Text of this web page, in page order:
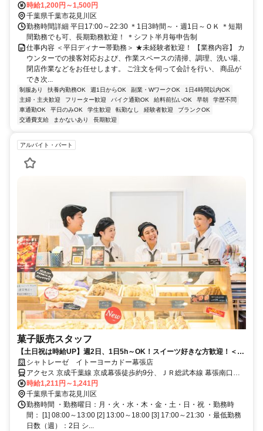
徒歩20分
時給1,200円～1,500円
千葉県千葉市花見川区
勤務時間詳細 平日17:00～22:30 ＊1日3時間～・週1日～ＯＫ ＊短期
間勤務でも可、長期勤務歓迎！ ＊シフト半月毎申告制
仕事内容 ＜平日ディナー帯勤務＞ ★未経験者歓迎！ 【業務内容】 カ
ウンターでの接客対応および、作業スペースの清掃、調理、洗い場、
閉店作業などをお任せします。 ご注文を伺って会計を行い、 商品が
でき次...
制服あり 扶養内勤務OK 週1日からOK 副業・WワークOK
1日4時間以内OK
主婦・主夫歓迎
フリーター歓迎 バイク通勤OK 給料前払いOK 早朝
学歴不問
車通勤OK
平日のみOK 学生歓迎 転勤なし 経験者歓迎
ブランクOK
交通費支給
まかないあり 長期歓迎
アルバイト・パート
菓子販売スタッフ
【土日祝は時給UP】週2日、1日5h～OK！スイーツ好きな方歓迎！＜嬉
しい社割あり♪＞未経験OK◎履歴書不要☆
シャトレーゼ イトーヨーカドー幕張店
アクセス 京成千葉線 京成幕張徒歩約9分、ＪＲ総武本線 幕張南口徒
歩約12分、ＪＲ京葉線/ＪＲ武蔵野線 海浜幕張北口(中央口)徒歩約16
分
時給1,211円～1,241円
千葉県千葉市花見川区
勤務時間 ・勤務曜日：月・火・水・木・金・土・日・祝 ・勤務時
間： [1] 08:00～13:00 [2] 13:00～18:00 [3] 17:00～21:30 ・最低勤務
日数（週）：2日 シ...